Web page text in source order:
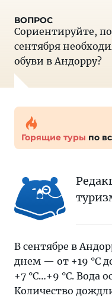
Сориентируйте,
сентября
обуви в Андорру?
Горящие туры по
В сентябре в
днем — от +19 °C
+7 °С…+9 °С. Вода
Количество